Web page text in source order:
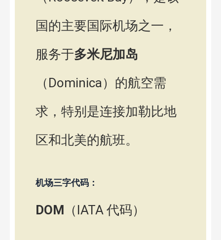
国的主要国际机场之一，
服务于多米尼加岛
（Dominica）的航空需
求，特别是连接加勒比地
区和北美的航班。
机场三字代码：
DOM （IATA 代码）